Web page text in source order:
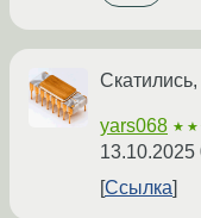
yars068
13.10.2025
Ссылка